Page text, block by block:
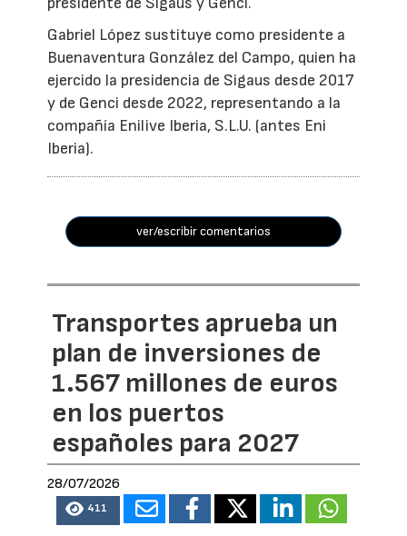
Gabriel López sustituye como presidente a
Buenaventura González del Campo, quien ha
ejercido la presidencia de Sigaus desde 2017
y de Genci desde 2022, representando a la
compañía Enilive Iberia, S.L.U. (antes Eni
Iberia).
ver/escribir comentarios
Transportes aprueba un
plan de inversiones de
1.567 millones de euros
en los puertos
españoles para 2027
28/07/2026
411